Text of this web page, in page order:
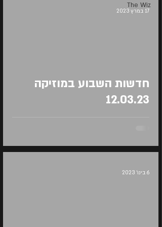
The Wiz
חדשות השבוע במוזיקה
12.03.23
17 במרץ 2023
6 בינו׳ 2023